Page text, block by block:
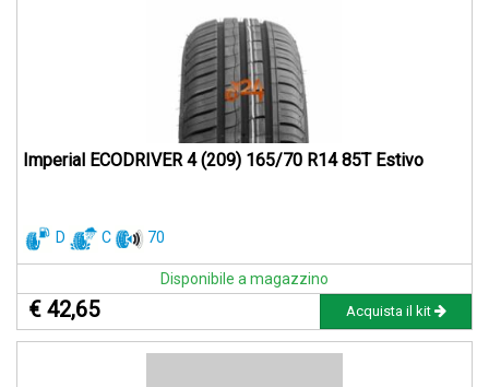
Imperial ECODRIVER 4 (209) 165/70 R14 85T Estivo
D C 70
Disponibile a magazzino
€ 42,65 Acquista il kit